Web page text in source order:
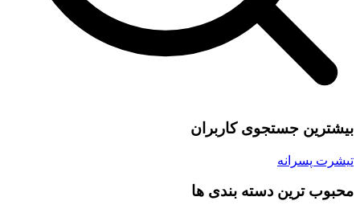
بیشترین جستجوی کاربران
تیشرت پسرانه
محبوب ترین دسته بندی ها